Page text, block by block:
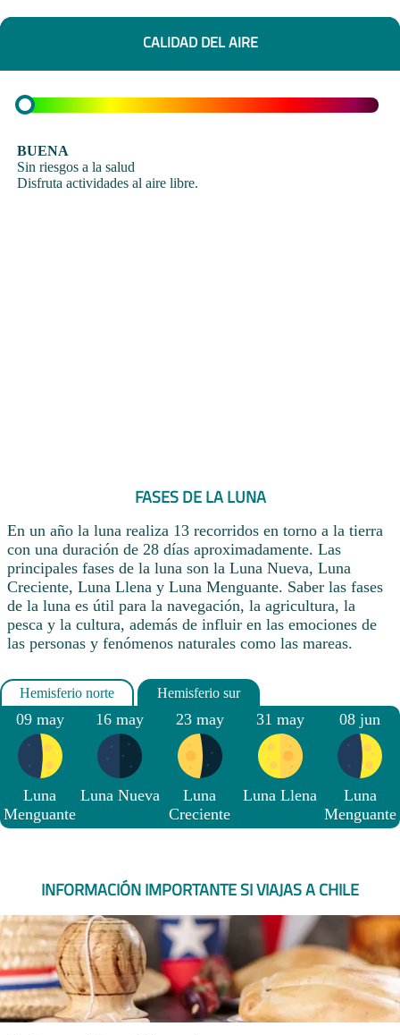
CALIDAD DEL AIRE
BUENA
Sin riesgos a la salud
Disfruta actividades al aire libre.
FASES DE LA LUNA
En un año la luna realiza 13 recorridos en torno a la tierra
con una duración de 28 días aproximadamente. Las
principales fases de la luna son la Luna Nueva, Luna
Creciente, Luna Llena y Luna Menguante. Saber las fases
de la luna es útil para la navegación, la agricultura, la
pesca y la cultura, además de influir en las emociones de
las personas y fenómenos naturales como las mareas.
09 may
Luna
Menguante
16 may
Luna Nueva
23 may
Luna
Creciente
31 may
Luna Llena
08 jun
Luna
Menguante
INFORMACIÓN IMPORTANTE SI VIAJAS A CHILE